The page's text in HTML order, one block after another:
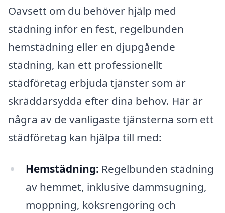
Oavsett om du behöver hjälp med
städning inför en fest, regelbunden
hemstädning eller en djupgående
städning, kan ett professionellt
städföretag erbjuda tjänster som är
skräddarsydda efter dina behov. Här är
några av de vanligaste tjänsterna som ett
städföretag kan hjälpa till med:
Hemstädning: Regelbunden städning
av hemmet, inklusive dammsugning,
moppning, köksrengöring och